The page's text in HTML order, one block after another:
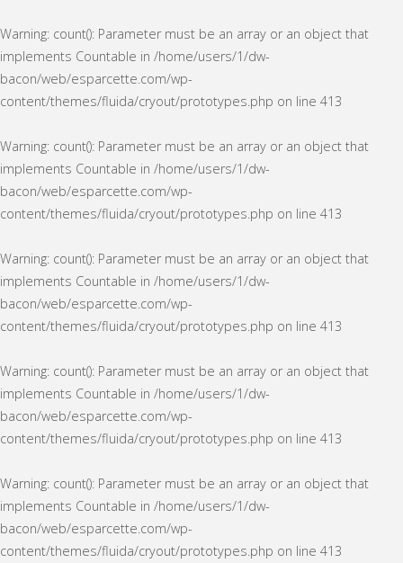
Warning: count(): Parameter must be an array or an object that
implements Countable in /home/users/1/dw-
bacon/web/esparcette.com/wp-
content/themes/fluida/cryout/prototypes.php on line 413
Warning: count(): Parameter must be an array or an object that
implements Countable in /home/users/1/dw-
bacon/web/esparcette.com/wp-
content/themes/fluida/cryout/prototypes.php on line 413
Warning: count(): Parameter must be an array or an object that
implements Countable in /home/users/1/dw-
bacon/web/esparcette.com/wp-
content/themes/fluida/cryout/prototypes.php on line 413
Warning: count(): Parameter must be an array or an object that
implements Countable in /home/users/1/dw-
bacon/web/esparcette.com/wp-
content/themes/fluida/cryout/prototypes.php on line 413
Warning: count(): Parameter must be an array or an object that
implements Countable in /home/users/1/dw-
bacon/web/esparcette.com/wp-
content/themes/fluida/cryout/prototypes.php on line 413